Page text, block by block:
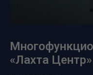
«Лахта Центр»